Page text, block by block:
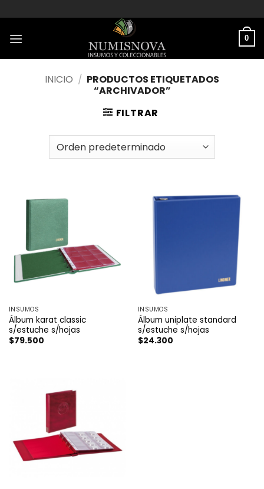
al
contenido
0
INICIO / PRODUCTOS ETIQUETADOS
“ARCHIVADOR”
FILTRAR
INSUMOS
Álbum karat classic
s/estuche s/hojas
$79.500
INSUMOS
Álbum uniplate standard
s/estuche s/hojas
$24.300